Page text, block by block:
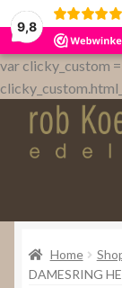
9,8
var clicky_custom
Home
WebShop
Home
DAMESRING